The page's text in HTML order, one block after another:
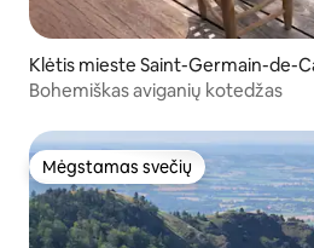
Klėtis mieste Saint-Germain-de-
Bohemiškas aviganių kotedžas
Mėgstamas svečių
Mėgstamas svečių